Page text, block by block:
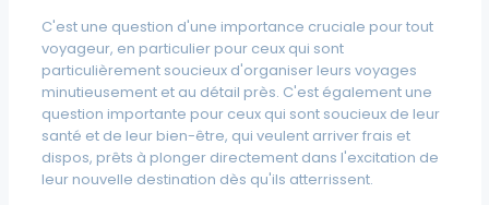
C'est une question d'une importance cruciale pour tout
voyageur, en particulier pour ceux qui sont
particulièrement soucieux d'organiser leurs voyages
minutieusement et au détail près. C'est également une
question importante pour ceux qui sont soucieux de leur
santé et de leur bien-être, qui veulent arriver frais et
dispos, prêts à plonger directement dans l'excitation de
leur nouvelle destination dès qu'ils atterrissent.